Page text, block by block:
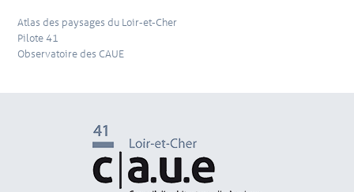
Atlas des paysages du Loir-et-Cher
Pilote 41
Observatoire des CAUE